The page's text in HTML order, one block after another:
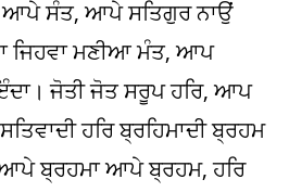
ਸੰਤ, ਆਪੇ ਸਤਿਗੁਰ ਨਾਉਂ
ਜਿਹਵਾ ਮਣੀਆ ਮੰਤ, ਆਪ
ਜੋਤੀ ਜੋਤ ਸਰੂਪ ਹਰਿ, ਆਪ
ਹਰਿ ਬ੍ਰਹਿਮਾਦੀ ਬ੍ਰਹਮ
ਬ੍ਰਹਮਾ ਆਪੇ ਬ੍ਰਹਮ, ਹਰਿ